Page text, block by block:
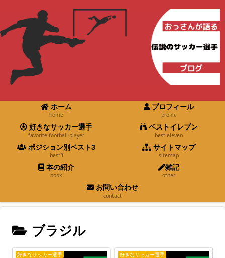
ホーム
home
プロフィール
profile
好きなサッカー選手
favorite football player
ベストイレブン
best eleven
ポジション別ベスト3
best3
サイトマップ
sitemap
本の紹介
book
雑記
other
お問い合わせ
contact
ブラジル
好きなサッカー選手 好きなサッカー選手